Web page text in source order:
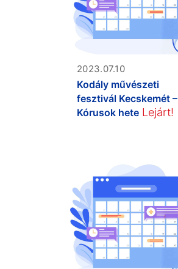
2023.07.10
Kodály művészeti
fesztivál Kecskemét –
Kórusok hete Lejárt!